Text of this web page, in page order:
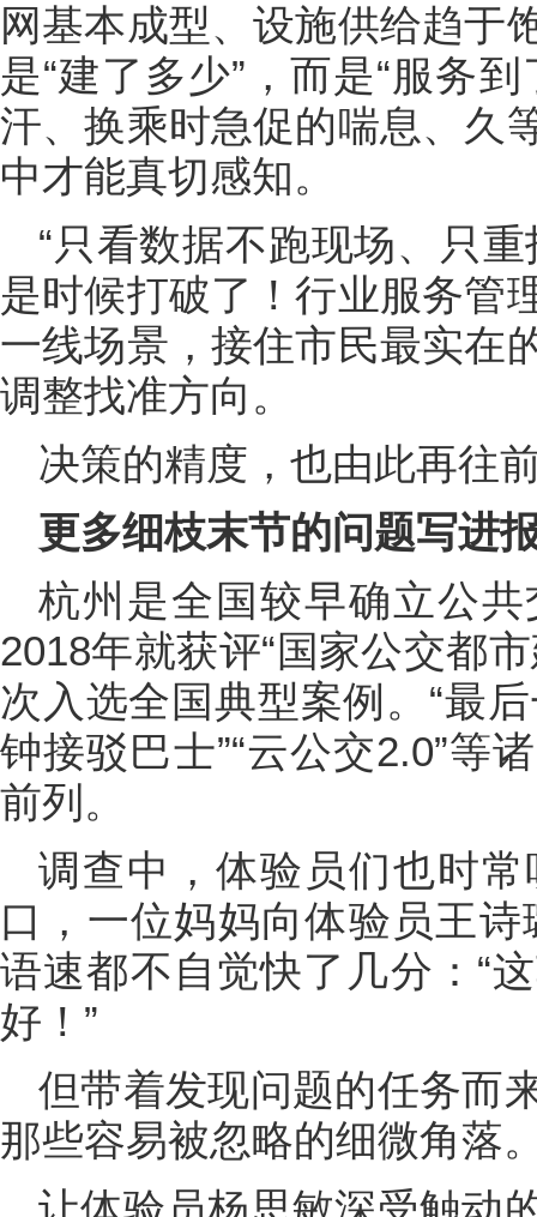
网基本成型、设施供给趋于
是“建了多少”，而是“服务
汗、换乘时急促的喘息、久
中才能真切感知。
“只看数据不跑现场、只
是时候打破了！行业服务管
一线场景，接住市民最实在
调整找准方向。
决策的精度，也由此再往
更多细枝末节的问题写进
杭州是全国较早确立公
2018年就获评“国家公交都
次入选全国典型案例。“最
钟接驳巴士”“云公交2.0”等
前列。
调查中，体验员们也时
口，一位妈妈向体验员王诗
语速都不自觉快了几分：“
好！”
但带着发现问题的任务而
那些容易被忽略的细微角落